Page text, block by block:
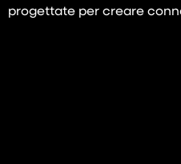
progettate per creare